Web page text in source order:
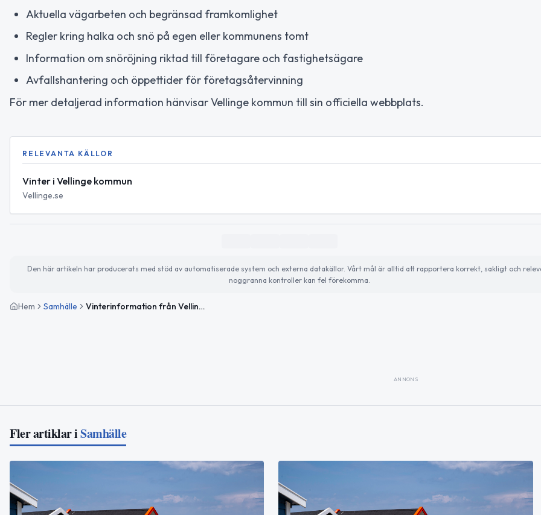
Aktuella vägarbeten och begränsad framkomlighet
Regler kring halka och snö på egen eller kommunens tomt
Information om snöröjning riktad till företagare och fastighetsägare
Avfallshantering och öppettider för företagsåtervinning
För mer detaljerad information hänvisar Vellinge kommun till sin officiella webbplats.
RELEVANTA KÄLLOR
Vinter i Vellinge kommun
Vellinge.se
Den här artikeln har producerats med stöd av automatiserade system och externa datakällor. Vårt mål är alltid att rapportera korrekt, sakligt och
noggranna kontroller kan fel förekomma.
Hem Samhälle Vinterinformation från Vellinge kommun
ANNONS
Fler artiklar iSamhälle